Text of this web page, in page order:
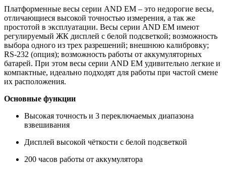
Платформенные весы серии AND EM – это недорогие весы,
отличающиеся высокой точностью измерения, а так же
простотой в эксплуатации. Весы серии AND EM имеют
регулируемый ЖК дисплей с белой подсветкой; возможность
выбора одного из трех разрешений; внешнюю калибровку;
RS-232 (опция); возможность работы от аккумуляторных
батарей. При этом весы серии AND EM удивительно легкие и
компактные, идеально подходят для работы при частой смене
их расположения.
Основные функции
Высокая точность и 3 переключаемых диапазона
взвешивания
Дисплей высокой чёткости с белой подсветкой
200 часов работы от аккумулятора